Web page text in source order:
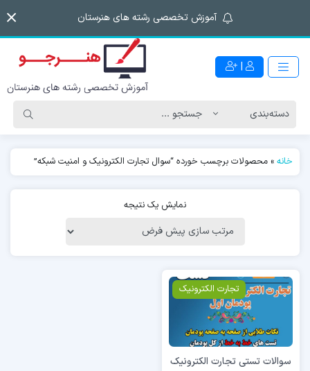
آموزش تخصصی رشته های هنرستان
|
خانه » محصولات برچسب خورده “سوال تجارت الکترونیک و امنیت شبکه”
نمایش یک نتیجه
تجارت الکترونیک
سوالات تستی تجارت الکترونیک